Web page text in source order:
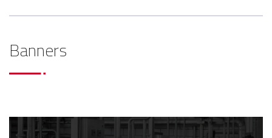
Banners